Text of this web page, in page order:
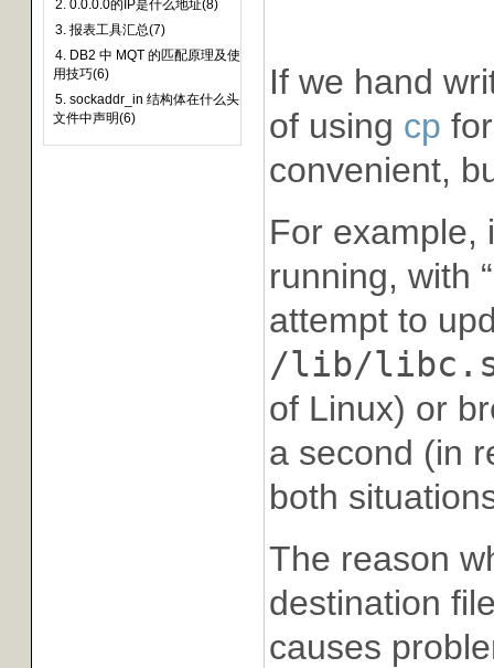
2. 0.0.0.0的IP是什么地址(8)
3. 报表工具汇总(7)
4. DB2 中 MQT 的匹配原理及使
用技巧(6)
5. sockaddr_in 结构体在什么头
文件中声明(6)
If we hand
of using cp
convenient,
For
running, with “
attempt to
/lib/
of Linux) or
a second (in
both
The reason
destination
causes